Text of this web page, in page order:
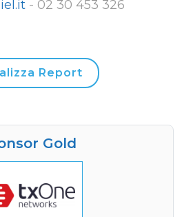
- 02 30 453 326
Report
Gold